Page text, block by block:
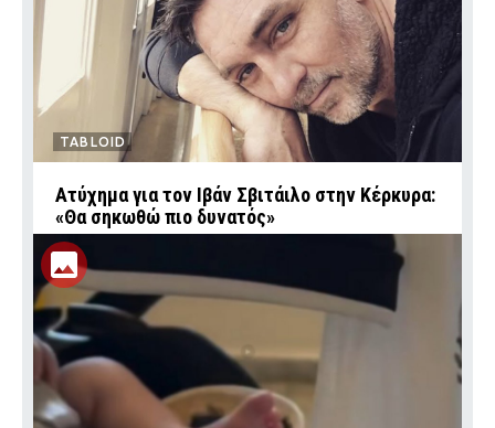
TABLOID
Ατύχημα για τον Ιβάν Σβιτάιλο στην Κέρκυρα:
«Θα σηκωθώ πιο δυνατός»